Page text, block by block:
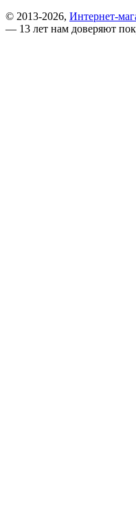
© 2013-2026, Интернет-
— 13 лет нам доверяют